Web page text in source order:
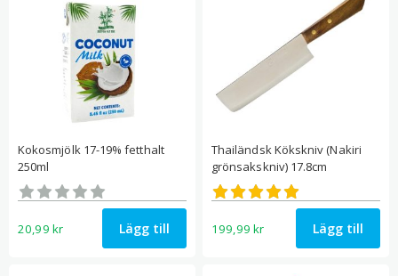
Kokosmjölk 17-19% fetthalt
250ml
Betygsatt
0
av 5
20,99 kr Lägg till
Thailändsk Kökskniv (Nakiri
grönsakskniv) 17.8cm
Betygsatt
5.00
av 5
199,99 kr Lägg till